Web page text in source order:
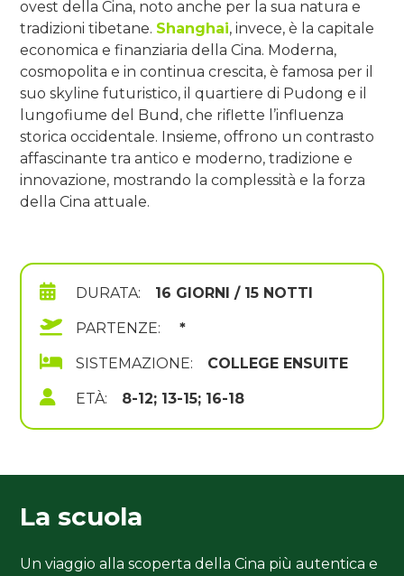
ovest della Cina, noto anche per la sua natura e
tradizioni tibetane. Shanghai, invece, è la capitale
economica e finanziaria della Cina. Moderna,
cosmopolita e in continua crescita, è famosa per il
suo skyline futuristico, il quartiere di Pudong e il
lungofiume del Bund, che riflette l’influenza
storica occidentale. Insieme, offrono un contrasto
affascinante tra antico e moderno, tradizione e
innovazione, mostrando la complessità e la forza
della Cina attuale.
DURATA: 16 GIORNI / 15 NOTTI
PARTENZE: *
SISTEMAZIONE: COLLEGE ENSUITE
ETÀ: 8-12; 13-15; 16-18
La scuola
Un viaggio alla scoperta della Cina più autentica e